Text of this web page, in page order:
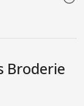
Broderie